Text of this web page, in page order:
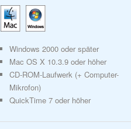
Windows 2000 oder später
Mac OS X 10.3.9 oder höher
CD-ROM-Laufwerk (+ Computer-
Mikrofon)
QuickTime 7 oder höher